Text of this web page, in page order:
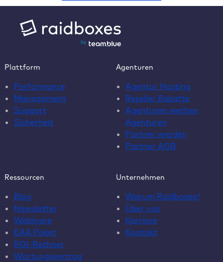
Plattform
Performance
Management
Support
Sicherheit
Agenturen
Agentur Hosting
Reseller Rabatte
Agenturen werben
Agenturen
Partner werden
Partner AGB
Ressourcen
Blog
Newsletter
Webinare
EAA Paket
ROI-Rechner
Wartungsvertrag
Unternehmen
Warum Raidboxes?
Über uns
Karriere
Kontakt